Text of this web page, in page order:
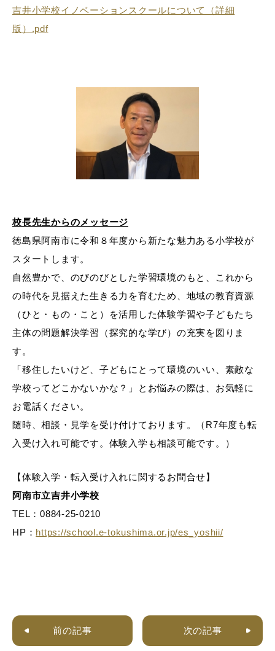
吉井小学校イノベーションスクールについて（詳細
版）.pdf
校長先生からのメッセージ
徳島県阿南市に令和８年度から新たな魅力ある小学校が
スタートします。
自然豊かで、のびのびとした学習環境のもと、これから
の時代を見据えた生きる力を育むため、地域の教育資源
（ひと・もの・こと）を活用した体験学習や子どもたち
主体の問題解決学習（探究的な学び）の充実を図りま
す。
「移住したいけど、子どもにとって環境のいい、素敵な
学校ってどこかないかな？」とお悩みの際は、お気軽に
お電話ください。
随時、相談・見学を受け付けております。（R7年度も転
入受け入れ可能です。体験入学も相談可能です。）
【体験入学・転入受け入れに関するお問合せ】
阿南市立吉井小学校
TEL：0884-25-0210
HP： https://school.e-tokushima.or.jp/es_yoshii/
前の記事 次の記事